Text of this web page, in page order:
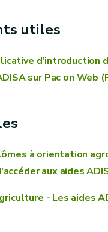
2015 relatif aux aides
et ses arrêtés
du 10
et à
utiles
d'introduction
sur Pac on Web
à orientation
aux aides
- Les aides